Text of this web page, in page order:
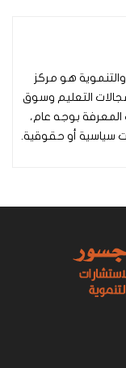
هو مركز
التعليم وسوق
المعرفة بوجه عام،
سياسية أو حقوقية.